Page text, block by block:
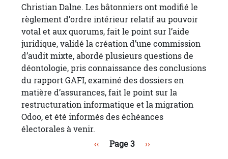
Christian Dalne. Les bâtonniers ont modifié le
règlement d’ordre intérieur relatif au pouvoir
votal et aux quorums, fait le point sur l’aide
juridique, validé la création d’une commission
d’audit mixte, abordé plusieurs questions de
déontologie, pris connaissance des conclusions
du rapport GAFI, examiné des dossiers en
matière d’assurances, fait le point sur la
restructuration informatique et la migration
Odoo, et été informés des échéances
électorales à venir.
Page précédente
‹‹ Page 3 Page suivante
››